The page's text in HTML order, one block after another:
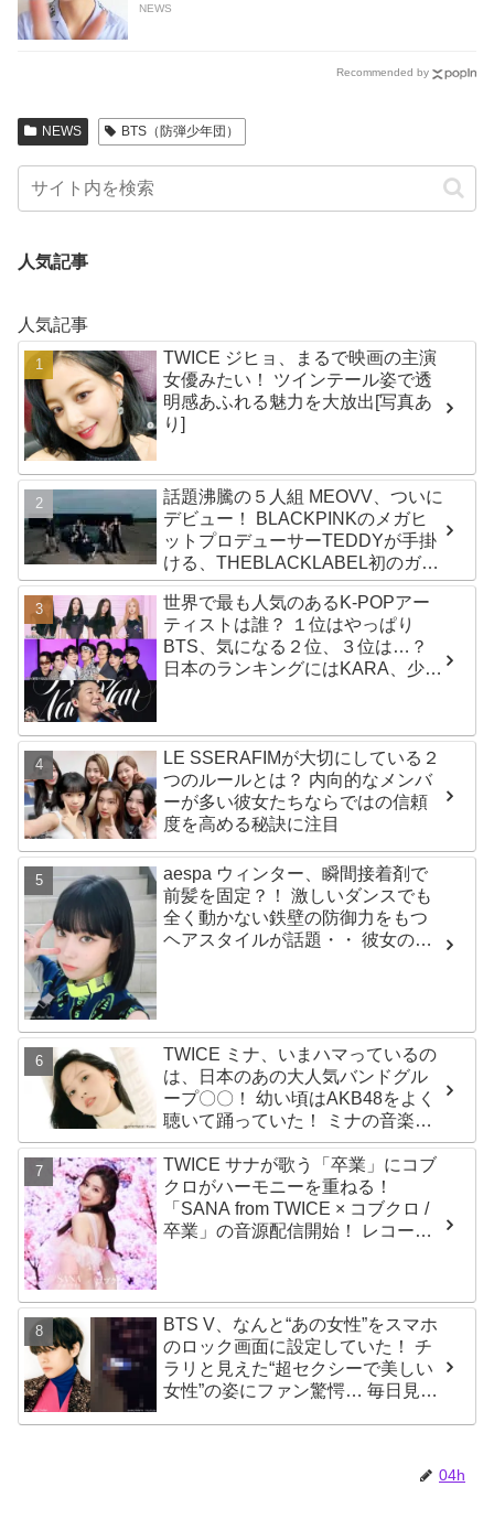
NEWS
Recommended by
NEWS BTS（防弾少年団）
人気記事
人気記事
TWICE ジヒョ、まるで映画の主演
女優みたい！ ツインテール姿で透
明感あふれる魅力を大放出[写真あ
り]
話題沸騰の５人組 MEOVV、ついに
デビュー！ BLACKPINKのメガヒ
ットプロデューサーTEDDYが手掛
ける、THEBLACKLABEL初のガー
ルズグループ！ デビューシングル
「MEOW」をリリース
世界で最も人気のあるK-POPアー
ティストは誰？ １位はやっぱり
BTS、気になる２位、３位は…？
日本のランキングにはKARA、少女
LE SSERAFIMが大切にしている２
つのルールとは？ 内向的なメンバ
ーが多い彼女たちならではの信頼
度を高める秘訣に注目
aespa ウィンター、瞬間接着剤で
前髪を固定？！ 激しいダンスでも
全く動かない鉄壁の防御力をもつ
ヘアスタイルが話題・・ 彼女の美
TWICE ミナ、いまハマっているの
は、日本のあの大人気バンドグル
ープ〇〇！ 幼い頃はAKB48をよく
聴いて踊っていた！ ミナの音楽の
趣味が明らかに
TWICE サナが歌う「卒業」にコブ
クロがハーモニーを重ねる！
「SANA from TWICE × コブクロ /
卒業」の音源配信開始！ レコーデ
BTS V、なんと“あの女性”をスマホ
のロック画面に設定していた！ チ
ラリと見えた“超セクシーで美しい
女性”の姿にファン驚愕… 毎日見る
04h